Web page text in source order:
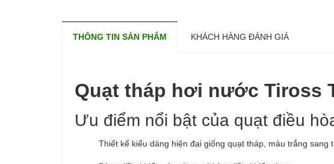
THÔNG TIN SẢN PHẨM KHÁCH HÀNG ĐÁNH GIÁ
Quạt tháp hơi nước Tiross
Ưu điểm nổi bật của quạt điều
Thiết kế kiểu dáng hiện đại giống quạt tháp, màu trắng sang